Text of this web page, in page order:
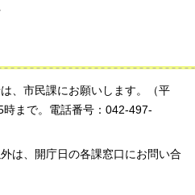
、市民課にお願いします。（平
時まで。電話番号：042-497-
は、開庁日の各課窓口にお問い合